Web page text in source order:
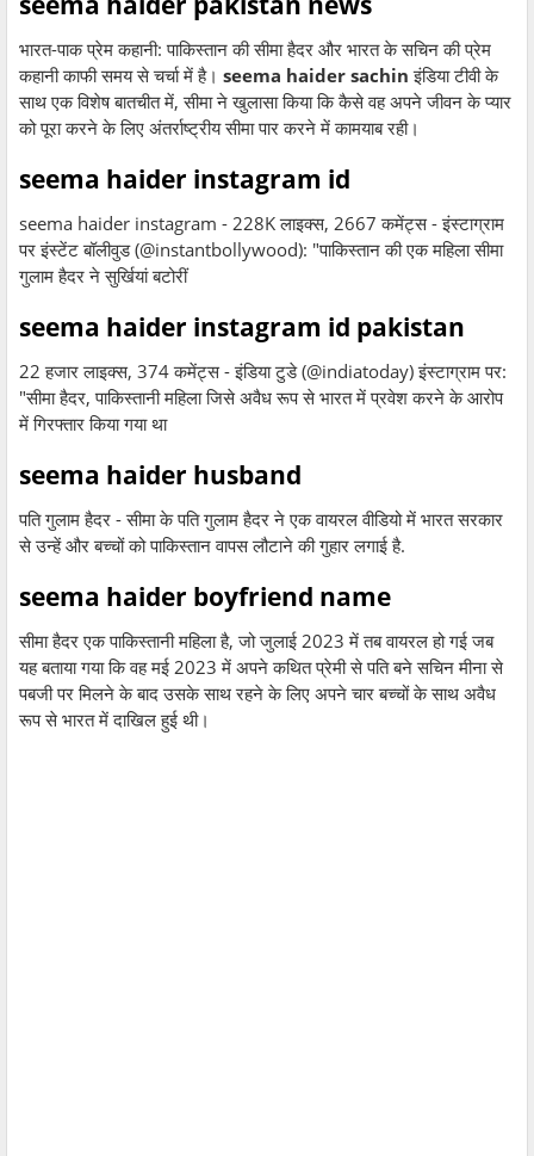
भारत-पाक प्रेम कहानी: पाकिस्तान की सीमा हैदर और भारत के सचिन की प्रेम
कहानी काफी समय से चर्चा में है। seema haider sachin इंडिया टीवी के
साथ एक विशेष बातचीत में, सीमा ने खुलासा किया कि कैसे वह अपने जीवन के प्यार
को पूरा करने के लिए अंतर्राष्ट्रीय सीमा पार करने में कामयाब रही।
seema haider instagram id
seema haider instagram - 228K लाइक्स, 2667 कमेंट्स - इंस्टाग्राम
पर इंस्टेंट बॉलीवुड (@instantbollywood): "पाकिस्तान की एक महिला सीमा
गुलाम हैदर ने सुर्खियां बटोरीं
seema haider instagram id pakistan
22 हजार लाइक्स, 374 कमेंट्स - इंडिया टुडे (@indiatoday) इंस्टाग्राम पर:
"सीमा हैदर, पाकिस्तानी महिला जिसे अवैध रूप से भारत में प्रवेश करने के आरोप
में गिरफ्तार किया गया था
seema haider husband
पति गुलाम हैदर - सीमा के पति गुलाम हैदर ने एक वायरल वीडियो में भारत सरकार
से उन्हें और बच्चों को पाकिस्तान वापस लौटाने की गुहार लगाई है.
seema haider boyfriend name
सीमा हैदर एक पाकिस्तानी महिला है, जो जुलाई 2023 में तब वायरल हो गई जब
यह बताया गया कि वह मई 2023 में अपने कथित प्रेमी से पति बने सचिन मीना से
पबजी पर मिलने के बाद उसके साथ रहने के लिए अपने चार बच्चों के साथ अवैध
रूप से भारत में दाखिल हुई थी।